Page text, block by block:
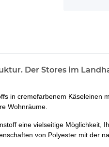
Der Stores im
in cremefarbenem
Wohnräume.
eine vielseitige Möglichkeit,
von Polyester mit der